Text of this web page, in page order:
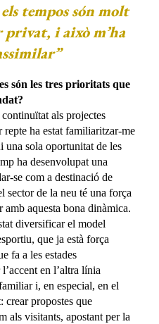
tempos són molt
i això m’ha
són les tres prioritats que
als projectes
ha estat familiaritzar-me
una sola oportunitat de les
ha desenvolupat una
se com a destinació de
sector de la neu té una força
aquesta bona dinàmica.
diversificar el model
que ja està força
fa a les estades
en l’altra línia
i, en especial, en el
propostes que
als visitants, apostant per la